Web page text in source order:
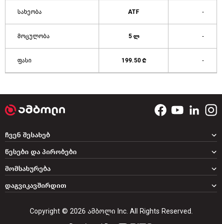
სახეობა ATF -
მოცულობა 5 ლ -
ფასი 199.50 ₾ -
დაგვიკავშირდით
ჩვენ შესახებ
წესები და პირობები
მომსახურება
Copyright © 2026 ამბოლი Inc. All Rights Reserved.